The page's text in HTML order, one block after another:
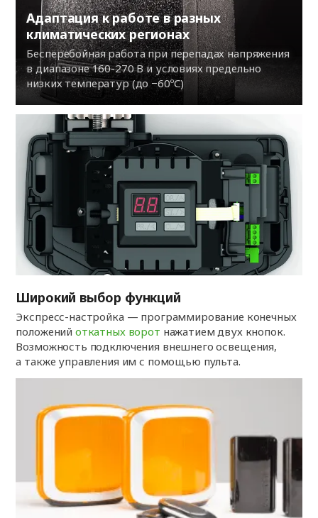
Адаптация к работе в разных
климатических регионах
Бесперебойная работа при перепадах напряжения
в диапазоне 160-270 В и условиях предельно
низких температур (до −60ºС)
Широкий выбор функций
Экспресс-настройка — программирование конечных
положений откатных ворот нажатием двух кнопок.
Возможность подключения внешнего освещения,
а также управления им с помощью пульта.